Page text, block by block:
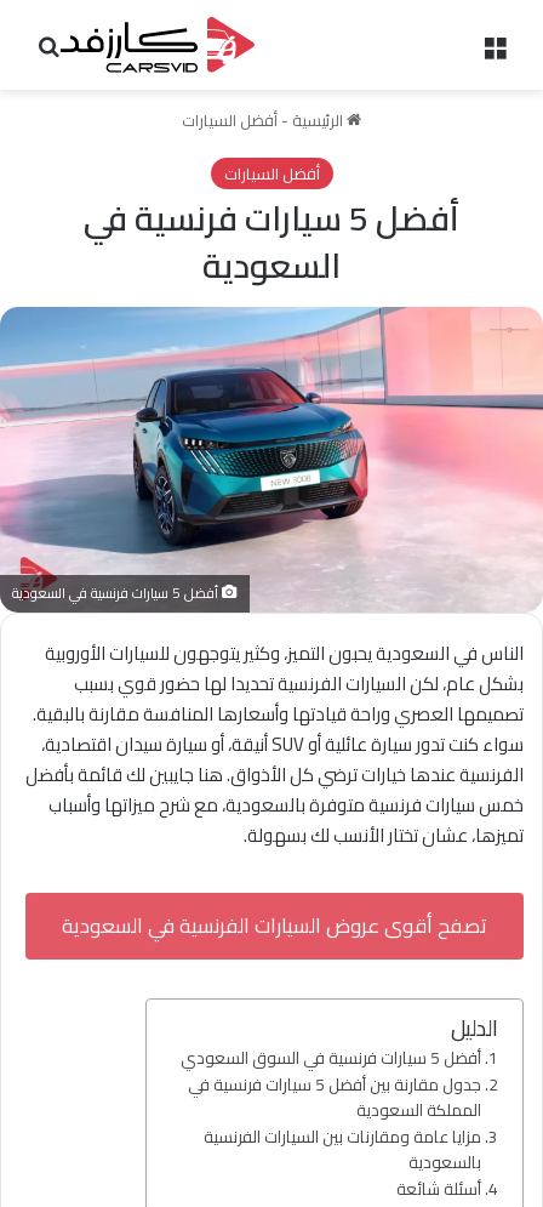
الرئيسية -أفضل السيارات
أفضل السيارات
أفضل 5 سيارات فرنسية في
السعودية
أفضل 5 سيارات فرنسية في السعودية
الناس في السعودية يحبون التميز، وكثير يتوجهون للسيارات الأوروبية
بشكل عام، لكن السيارات الفرنسية تحديدا لها حضور قوي بسبب
تصميمها العصري وراحة قيادتها وأسعارها المنافسة مقارنة بالبقية.
سواء كنت تدور سيارة عائلية أو SUV أنيقة، أو سيارة سيدان اقتصادية،
الفرنسية عندها خيارات ترضي كل الأذواق. هنا جايبين لك قائمة بأفضل
خمس سيارات فرنسية متوفرة بالسعودية، مع شرح ميزاتها وأسباب
تميزها، عشان تختار الأنسب لك بسهولة.
تصفح أقوى عروض السيارات الفرنسية في السعودية
الدليل
أفضل 5 سيارات فرنسية في السوق السعودي
جدول مقارنة بين أفضل 5 سيارات فرنسية في
المملكة السعودية
مزايا عامة ومقارنات بين السيارات الفرنسية
بالسعودية
أسئلة شائعة